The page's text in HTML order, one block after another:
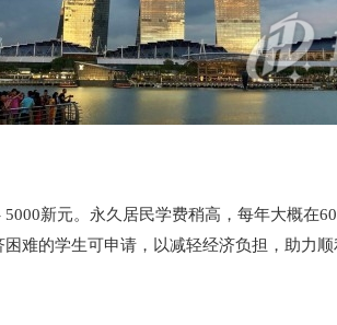
新元。永久居民学费稍高，每年大概在
难的学生可申请，以减轻经济负担，助力顺